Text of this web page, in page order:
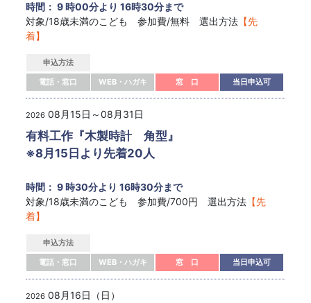
時間： 9 時00分より 16時30分まで
対象/18歳未満のこども 参加費/無料 選出方法 【先
着】
申込方法
電話・窓口
WEB・ハガキ 窓 口 当日申込可
2026 08月15日～08月31日
有料工作『木製時計 角型』
※8月15日より先着20人
時間： 9 時30分より 16時30分まで
対象/18歳未満のこども 参加費/700円 選出方法 【先
着】
申込方法
電話・窓口
WEB・ハガキ 窓 口 当日申込可
2026 08月16日（日）